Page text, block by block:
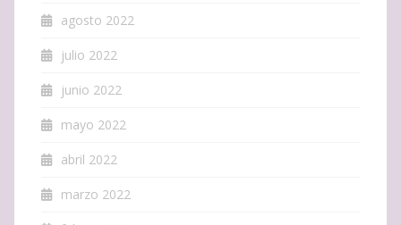
agosto 2022
julio 2022
junio 2022
mayo 2022
abril 2022
marzo 2022